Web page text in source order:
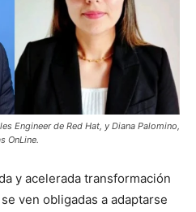
Engineer de Red Hat, y Diana Palomino,
OnLine.
y acelerada transformación
ven obligadas a adaptarse